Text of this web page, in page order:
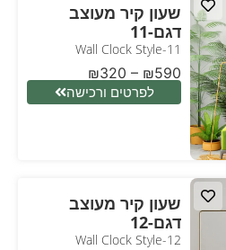
שעון קיר מעוצב
דגם-11
Wall Clock Style-11
₪320 – ₪590
לפרטים ורכישה
שעון קיר מעוצב
דגם-12
Wall Clock Style-12